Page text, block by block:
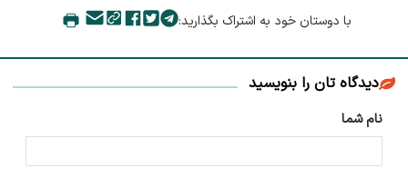
با دوستان خود به اشتراک بگذارید:
دیدگاه تان را بنویسید
نام شما